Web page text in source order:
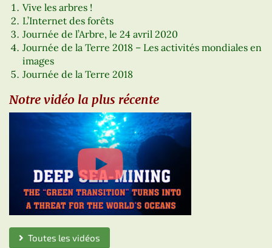
Vive les arbres !
L’Internet des forêts
Journée de l’Arbre, le 24 avril 2020
Journée de la Terre 2018 – Les activités mondiales en
images
Journée de la Terre 2018
Notre vidéo la plus récente
Toutes les vidéos